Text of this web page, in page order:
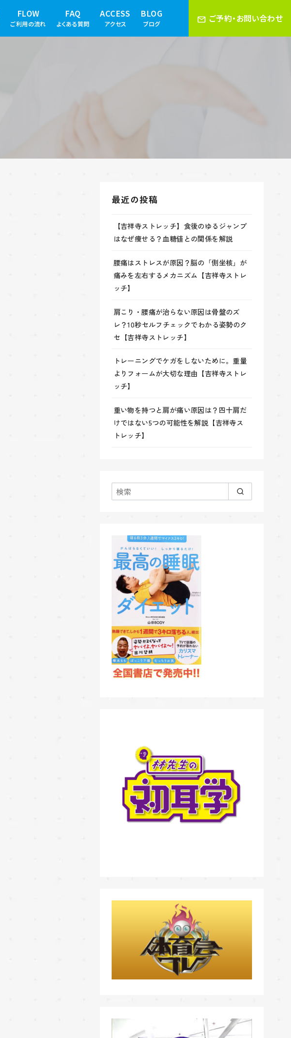
FLOW
ご利用の流れ
FAQ
よくある質問
ACCESS
アクセス
BLOG
ブログ ご予約・お問い合わせ
最近の投稿
【吉祥寺ストレッチ】食後のゆるジャンプ
はなぜ痩せる？血糖値との関係を解説
腰痛はストレスが原因？脳の「側坐核」が
痛みを左右するメカニズム【吉祥寺ストレ
ッチ】
肩こり・腰痛が治らない原因は骨盤のズ
レ？10秒セルフチェックでわかる姿勢のク
セ【吉祥寺ストレッチ】
トレーニングでケガをしないために。重量
よりフォームが大切な理由【吉祥寺ストレ
ッチ】
重い物を持つと肩が痛い原因は？四十肩だ
けではない5つの可能性を解説【吉祥寺ス
トレッチ】